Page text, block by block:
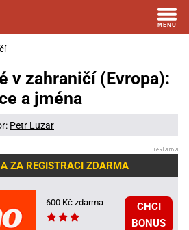
v zahraničí (Evropa):
a jména
Petr Luzar
ZA REGISTRACI ZDARMA
600 Kč zdarma
CHCI
BONUS